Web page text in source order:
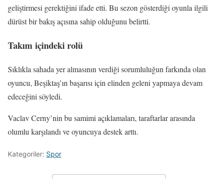
geliştirmesi gerektiğini ifade etti. Bu sezon gösterdiği oyunla ilgili
dürüst bir bakış açısına sahip olduğunu belirtti.
Takım içindeki rolü
Sıklıkla sahada yer almasının verdiği sorumluluğun farkında olan
oyuncu, Beşiktaş’ın başarısı için elinden geleni yapmaya devam
edeceğini söyledi.
Vaclav Cerny’nin bu samimi açıklamaları, taraftarlar arasında
olumlu karşılandı ve oyuncuya destek arttı.
Kategoriler: Spor